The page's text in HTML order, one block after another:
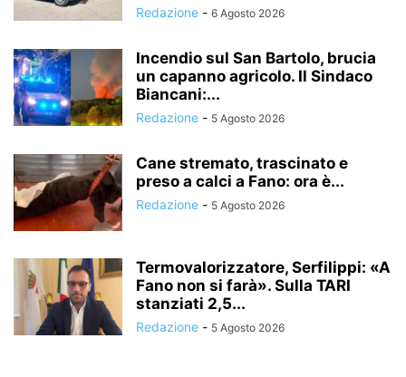
Redazione - 6 Agosto 2026
Incendio sul San Bartolo, brucia
un capanno agricolo. Il Sindaco
Biancani:...
Redazione - 5 Agosto 2026
Cane stremato, trascinato e
preso a calci a Fano: ora è...
Redazione - 5 Agosto 2026
Termovalorizzatore, Serfilippi: «A
Fano non si farà». Sulla TARI
stanziati 2,5...
Redazione - 5 Agosto 2026